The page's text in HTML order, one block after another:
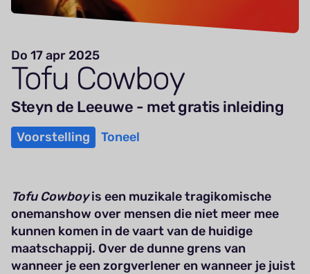
Do 17 apr 2025
Tofu Cowboy
Steyn de Leeuwe - met gratis inleiding
Voorstelling Toneel
Tofu Cowboyis een muzikale tragikomische
onemanshow over mensen die niet meer mee
kunnen komen in de vaart van de huidige
maatschappij. Over de dunne grens van
wanneer je een zorgverlener en wanneer je juist